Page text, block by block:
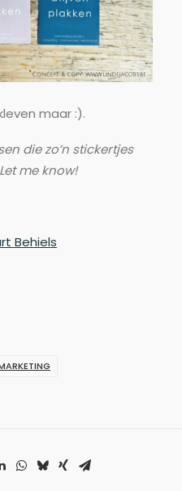
maar :).
die zo’n stickertjes
me know!
Behiels